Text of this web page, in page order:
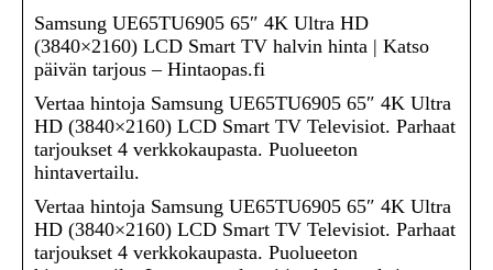
Samsung UE65TU6905 65″ 4K Ultra HD
(3840×2160) LCD Smart TV halvin hinta | Katso
päivän tarjous – Hintaopas.fi
Vertaa hintoja Samsung UE65TU6905 65″ 4K Ultra
HD (3840×2160) LCD Smart TV Televisiot. Parhaat
tarjoukset 4 verkkokaupasta. Puolueeton
hintavertailu.
Vertaa hintoja Samsung UE65TU6905 65″ 4K Ultra
HD (3840×2160) LCD Smart TV Televisiot. Parhaat
tarjoukset 4 verkkokaupasta. Puolueeton